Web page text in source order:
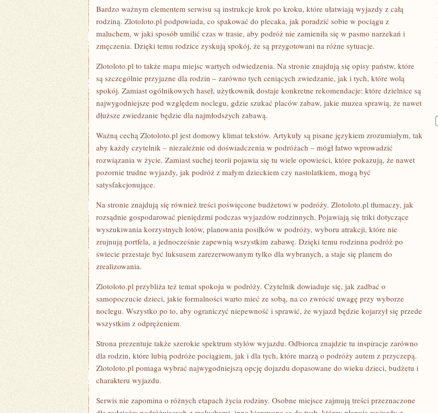
Bardzo ważnym elementem serwisu są instrukcje krok po kroku, które ułatwiają wyjazdy z całą
rodziną. Zlotoloto.pl podpowiada, co spakować do plecaka, jak poradzić sobie w pociągu z
maluchem, w jaki sposób umilić czas w trasie, aby podróż nie zamieniła się w pasmo narzekań i
zmęczenia. Dzięki temu rodzice zyskują spokój, że są przygotowani na różne sytuacje.
Zlotoloto.pl to także mapa miejsc wartych odwiedzenia. Na stronie znajdują się opisy państw, które
są szczególnie przyjazne dla rodzin – zarówno tych ceniących zwiedzanie, jak i tych, które wolą
spokój. Zamiast ogólnikowych haseł, użytkownik dostaje konkretne rekomendacje: które dzielnice są
najwygodniejsze pod względem noclegu, gdzie szukać placów zabaw, jakie muzea sprawią, że nawet
dłuższe zwiedzanie będzie dla najmłodszych zabawą.
Ważną cechą Zlotoloto.pl jest domowy klimat tekstów. Artykuły są pisane językiem zrozumiałym, tak
aby każdy czytelnik – niezależnie od doświadczenia w podróżach – mógł łatwo wprowadzić
rozwiązania w życie. Zamiast suchej teorii pojawia się tu wiele opowieści, które pokazują, że nawet
pozornie trudne wyjazdy, jak podróż z małym dzieckiem czy nastolatkiem, mogą być
satysfakcjonujące.
Na stronie znajdują się również treści poświęcone budżetowi w podróży. Zlotoloto.pl tłumaczy, jak
rozsądnie gospodarować pieniędzmi podczas wyjazdów rodzinnych. Pojawiają się triki dotyczące
wyszukiwania korzystnych lotów, planowania posiłków w podróży, wyboru atrakcji, które nie
zrujnują portfela, a jednocześnie zapewnią wszystkim zabawę. Dzięki temu rodzinna podróż po
świecie przestaje być luksusem zarezerwowanym tylko dla wybranych, a staje się planem do
zrealizowania.
Zlotoloto.pl przybliża też temat spokoju w podróży. Czytelnik dowiaduje się, jak zadbać o
samopoczucie dzieci, jakie formalności warto mieć ze sobą, na co zwrócić uwagę przy wyborze
noclegu. Wszystko po to, aby ograniczyć niepewność i sprawić, że wyjazd będzie kojarzył się przede
wszystkim z odprężeniem.
Strona prezentuje także szerokie spektrum stylów wyjazdu. Odbiorca znajdzie tu inspiracje zarówno
dla rodzin, które lubią podróże pociągiem, jak i dla tych, które marzą o podróży autem z przyczepą.
Zlotoloto.pl pomaga wybrać najwygodniejszą opcję dojazdu dopasowane do wieku dzieci, budżetu i
charakteru wyjazdu.
Serwis nie zapomina o różnych etapach życia rodziny. Osobne miejsce zajmują treści przeznaczone